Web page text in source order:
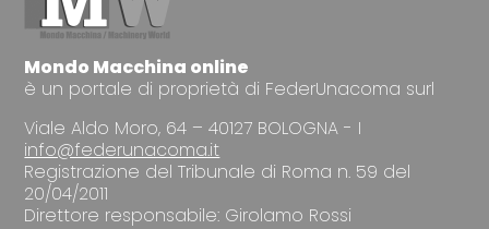
Mondo Macchina online
è un portale di proprietà di FederUnacoma surl
Viale Aldo Moro, 64 – 40127 BOLOGNA - I
info@federunacoma.it
Registrazione del Tribunale di Roma n. 59 del
20/04/2011
Direttore responsabile: Girolamo Rossi